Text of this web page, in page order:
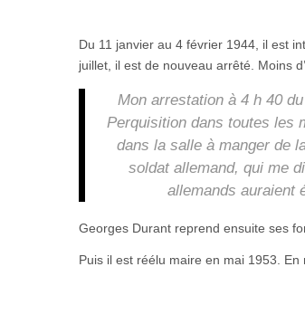
Du 11 janvier au 4 février 1944, il est
juillet, il est de nouveau arrêté. Moins
Mon arrestation à 4 h 40
Perquisition dans toutes les
dans la salle à manger de
soldat allemand, qui me
allemands auraient
Georges Durant reprend ensuite ses
Puis il est réélu maire en mai 1953.